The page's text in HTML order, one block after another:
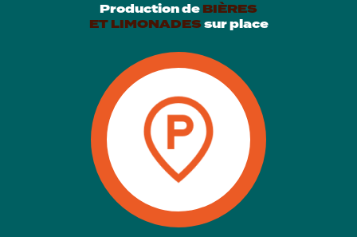
Production de BIÈRES
ET LIMONADESsur place